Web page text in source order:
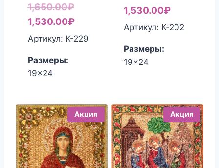
1,650.00₽Первоначальная
цена
составляла
1,530.00₽Текущая
цена:
Артикул: К-229
Размеры:
19x24
1,530.00₽
Артикул: К-202
Размеры:
19x24
Акция Акция